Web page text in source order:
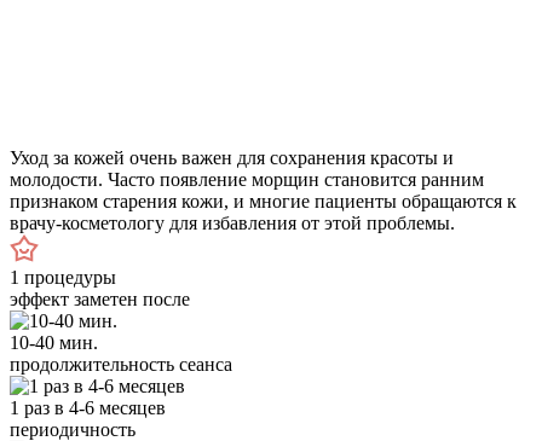
Уход за кожей очень важен для сохранения красоты и
молодости. Часто появление морщин становится ранним
признаком старения кожи, и многие пациенты обращаются к
врачу-косметологу для избавления от этой проблемы.
1 процедуры
эффект заметен после
10-40 мин.
продолжительность сеанса
1 раз в 4-6 месяцев
периодичность